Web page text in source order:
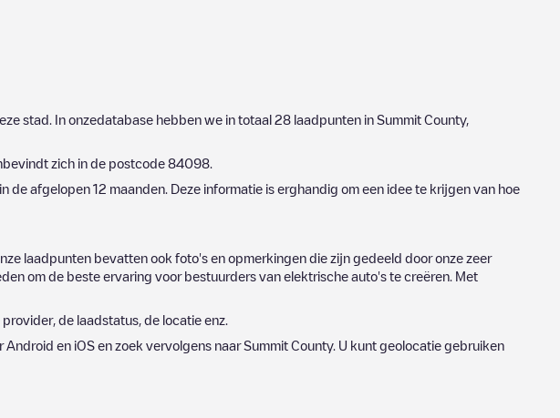
stad. In onzedatabase hebben we in totaal 28 laadpunten in Summit County,
zich in de postcode 84098
de afgelopen 12 maanden. Deze informatie is erghandig om een idee te krijgen van hoe
laadpunten bevatten ook foto's en opmerkingen die zijn gedeeld door onze zeer
om de beste ervaring voor bestuurders van elektrische auto's te creëren. Met
de laadstatus, de locatie enz.
en iOS en zoek vervolgens naar Summit County. U kunt geolocatie gebruiken